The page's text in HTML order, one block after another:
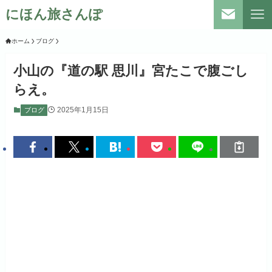
にほん旅さんぽ
ホーム ブログ
小山の『道の駅 思川』宮たこで腹ごし
らえ。
ブログ 2025年1月15日